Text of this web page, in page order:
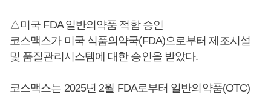
△미국 FDA 일반의약품 적합 승인
코스맥스가 미국 식품의약국(FDA)으로부터 제조시설
및 품질관리시스템에 대한 승인을 받았다.
코스맥스는 2025년 2월 FDA로부터 일반의약품(OTC)